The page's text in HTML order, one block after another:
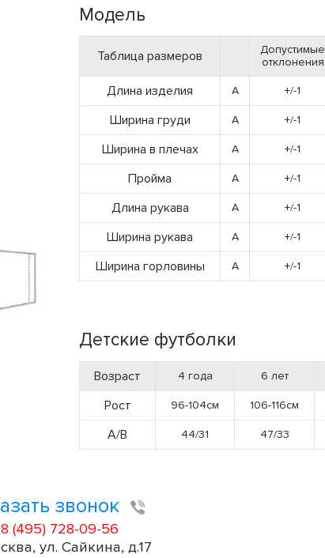
Модель
Таблица размеров
Допустимые
отклонения
Длина изделия A +/-1
Ширина груди A +/-1
Ширина в плечах A +/-1
Пройма A +/-1
Длина рукава A +/-1
Ширина рукава A +/-1
Ширина горловины A +/-1
Детские футболки
Возраст 4 года 6 лет
Рост 96-104см 106-116см
А/В 44/31 47/33
звонок
8 (495) 728-09-56
ул. Сайкина, д.17